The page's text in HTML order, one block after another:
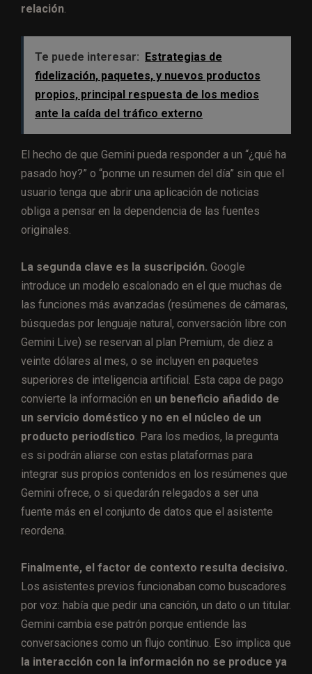
relación
Te puede interesar: Estrategias de
fidelización, paquetes, y nuevos productos
propios, principal respuesta de los medios
ante la caída del tráfico externo
El hecho de que Gemini pueda responder a un “¿qué ha
pasado hoy?” o “ponme un resumen del día” sin que el
usuario tenga que abrir una aplicación de noticias
obliga a pensar en la dependencia de las fuentes
originales.
La segunda clave es la suscripción. Google
introduce un modelo escalonado en el que muchas de
las funciones más avanzadas (resúmenes de cámaras,
búsquedas por lenguaje natural, conversación libre con
Gemini Live) se reservan al plan Premium, de diez a
veinte dólares al mes, o se incluyen en paquetes
superiores de inteligencia artificial. Esta capa de pago
convierte la información en un beneficio añadido de
un servicio doméstico y no en el núcleo de un
producto periodístico . Para los medios, la pregunta
es si podrán aliarse con estas plataformas para
integrar sus propios contenidos en los resúmenes que
Gemini ofrece, o si quedarán relegados a ser una
fuente más en el conjunto de datos que el asistente
reordena.
Finalmente, el factor de contexto resulta decisivo.
Los asistentes previos funcionaban como buscadores
por voz: había que pedir una canción, un dato o un titular.
Gemini cambia ese patrón porque entiende las
conversaciones como un flujo continuo. Eso implica que
la interacción con la información no se produce ya